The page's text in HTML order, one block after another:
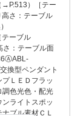
→P.513）［テー
さ：テーブル
ーブル
：テーブル面
換型ペンダント
ＬＥＤフラッ
調色光色・配光
ライトスポッ
ブル素材ＣＬ